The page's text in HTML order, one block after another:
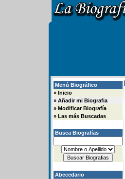
Menú Biográfico
» Inicio
» Añadir mi Biografia
» Modificar Biografía
» Las más Buscadas
Busca Biografías
Abecedario